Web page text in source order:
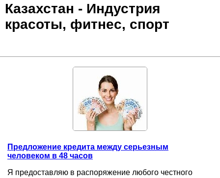
Казахстан - Индустрия
красоты, фитнес, спорт
Предложение кредита между серьезным
человеком в 48 часов
Я предоставляю в распоряжение любого честного